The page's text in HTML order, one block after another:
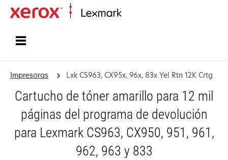
Impresoras Lxk CS963, CX95x, 96x, 83x Yel Rtn 12K Crtg
Cartucho de tóner amarillo para 12 mil
páginas del programa de devolución
para Lexmark CS963, CX950, 951, 961,
962, 963 y 833